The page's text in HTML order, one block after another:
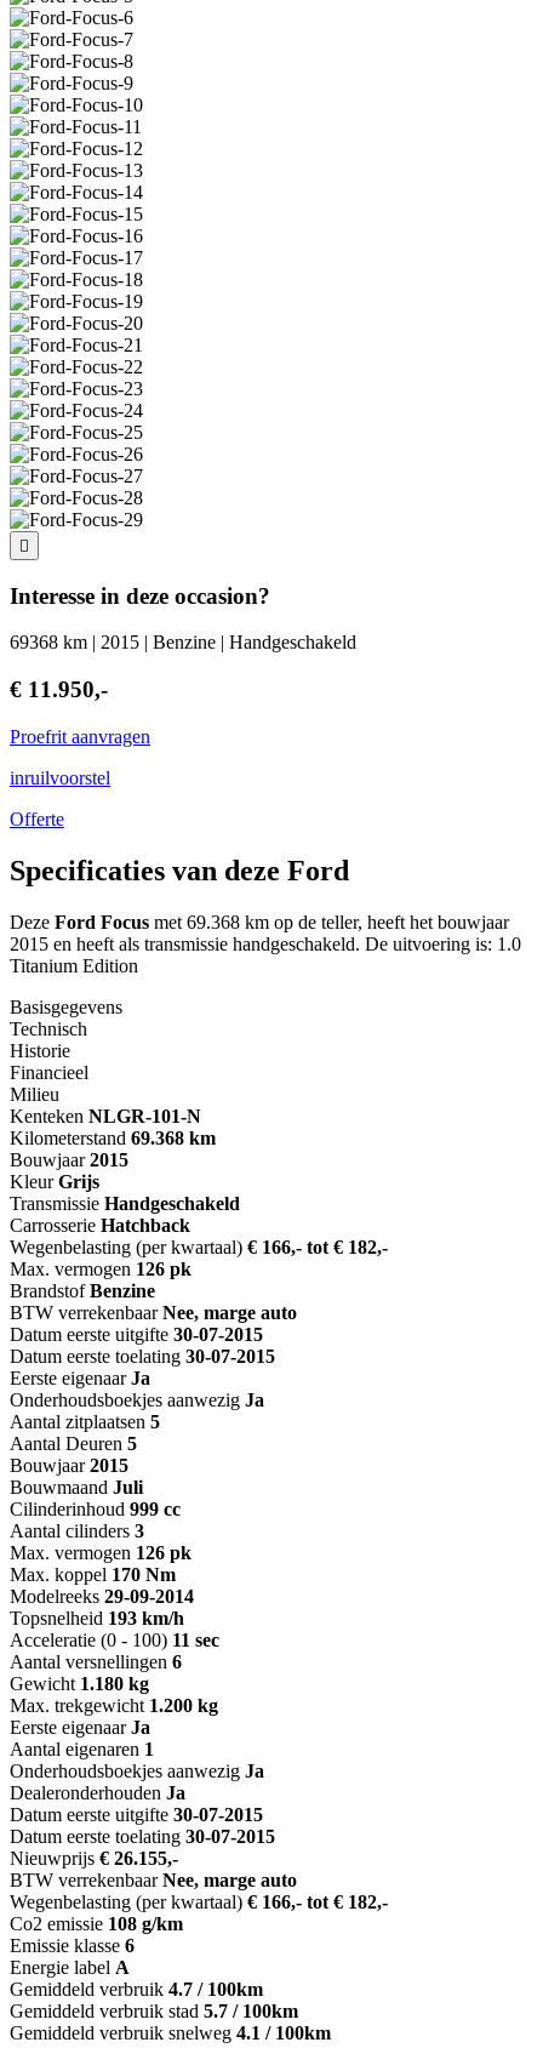
Interesse in deze occasion?
69368 km | 2015 | Benzine | Handgeschakeld
€ 11.950,-
Proefrit aanvragen
inruilvoorstel
Offerte
Specificaties van deze Ford
Deze Ford Focus met 69.368 km op de teller, heeft het bouwjaar
2015 en heeft als transmissie handgeschakeld. De uitvoering is: 1.0
Titanium Edition
Basisgegevens
Technisch
Historie
Financieel
Milieu
Kenteken NLGR-101-N
Kilometerstand 69.368 km
Bouwjaar 2015
Kleur Grijs
Transmissie Handgeschakeld
Carrosserie Hatchback
Wegenbelasting (per kwartaal) € 166,- tot € 182,-
Max. vermogen 126 pk
Brandstof Benzine
BTW verrekenbaar Nee, marge auto
Datum eerste uitgifte 30-07-2015
Datum eerste toelating 30-07-2015
Eerste eigenaar Ja
Onderhoudsboekjes aanwezig Ja
Aantal zitplaatsen 5
Aantal Deuren 5
Bouwjaar 2015
Bouwmaand Juli
Cilinderinhoud 999 cc
Aantal cilinders 3
Max. vermogen 126 pk
Max. koppel 170 Nm
Modelreeks 29-09-2014
Topsnelheid 193 km/h
Acceleratie (0 - 100) 11 sec
Aantal versnellingen 6
Gewicht 1.180 kg
Max. trekgewicht 1.200 kg
Eerste eigenaar Ja
Aantal eigenaren 1
Onderhoudsboekjes aanwezig Ja
Dealeronderhouden Ja
Datum eerste uitgifte 30-07-2015
Datum eerste toelating 30-07-2015
Nieuwprijs € 26.155,-
BTW verrekenbaar Nee, marge auto
Wegenbelasting (per kwartaal) € 166,- tot € 182,-
Co2 emissie 108 g/km
Emissie klasse 6
Energie label A
Gemiddeld verbruik 4.7 / 100km
Gemiddeld verbruik stad 5.7 / 100km
Gemiddeld verbruik snelweg 4.1 / 100km